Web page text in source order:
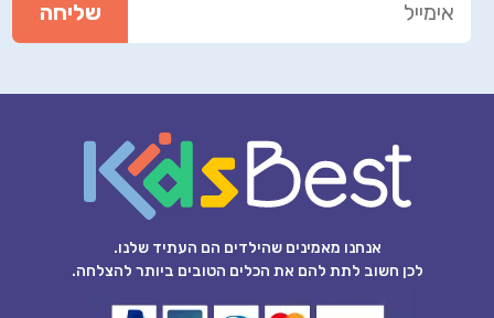
אנחנו מאמינים שהילדים הם העתיד שלנו.
לכן חשוב לתת להם את הכלים הטובים ביותר להצלחה.